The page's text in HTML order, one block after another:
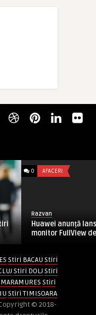
0 AFACERI
Razvan
Huawei anunță
monitor FullView
Stiri BACAU Stiri
Stiri DOLJ Stiri
Stiri
Stiri TIMISOARA
© 2018-